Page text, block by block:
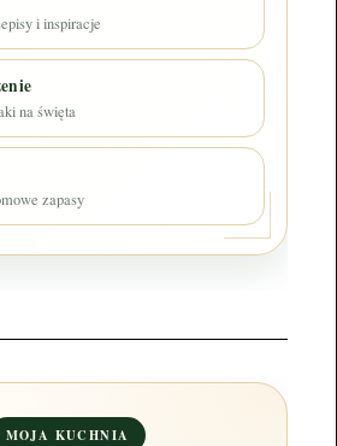
i inspiracje
na święta
zapasy
MOJA KUCHNIA